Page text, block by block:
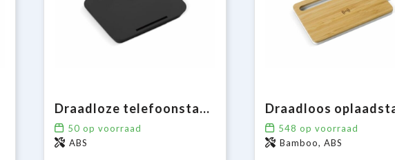
Draadloze telefoonstandaard 5W
50 op voorraad
ABS
548 op voorraad
Bamboo, ABS